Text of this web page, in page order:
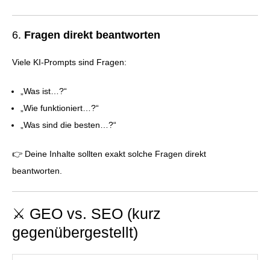
6. Fragen direkt beantworten
Viele KI-Prompts sind Fragen:
„Was ist…?“
„Wie funktioniert…?“
„Was sind die besten…?“
👉 Deine Inhalte sollten exakt solche Fragen direkt
beantworten.
⚔️ GEO vs. SEO (kurz
gegenübergestellt)